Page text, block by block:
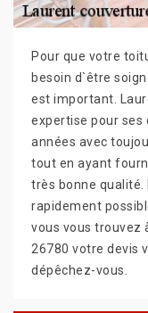
Pour que votre
besoin d`être
est important.
expertise pour ses
années avec
tout en ayant
très bonne qualité.
rapidement
vous vous trouvez
26780 votre devis
dépêchez-vous.